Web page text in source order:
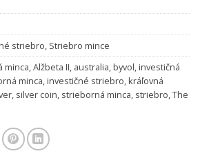
striebro, Striebro mince
minca,Alžbeta II, australia,byvol,investičná
minca,investičné striebro,kráľovná
, silver coin, strieborná minca, striebro,The